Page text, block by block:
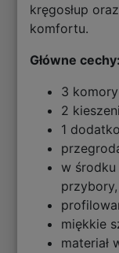
kręgosłup
komfortu.
Główne cechy:
3 komory
2
1
w
miękkie
materiał